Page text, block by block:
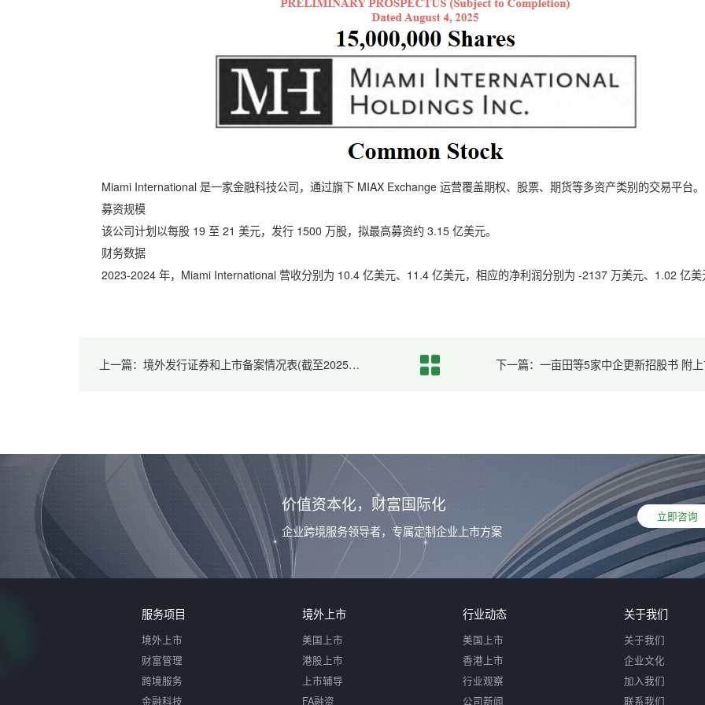
Miami International 是一家金融科技公司，通过旗下 MIAX Exchange 运营覆盖期权、股票、期货等多资产类别的交易平台。
募资规模
该公司计划以每股 19 至 21 美元，发行 1500 万股，拟最高募资约 3.15 亿美元。
财务数据
2023-2024 年，Miami International 营收分别为 10.4 亿美元、11.4 亿美元，相应的净利润分别为 -2137 万美元、1.02 亿美
上一篇：境外发行证券和上市备案情况表(截至2025年8月8日) ：新增6家公司备案、17家补充材料要求 下一篇：一亩田等5家中企更新招股书 附
价值资本化，财富国际化
企业跨境服务领导者，专属定制企业上市方案
立即咨询
服务项目
境外上市
财富管理
跨境服务
金融科技
境外上市
美国上市
港股上市
上市辅导
FA融资
行业动态
美国上市
香港上市
行业观察
公司新闻
关于我们
关于我们
企业文化
加入我们
联系我们